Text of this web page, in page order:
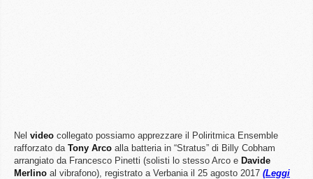
Nel video collegato possiamo apprezzare il Poliritmica Ensemble
rafforzato da Tony Arco alla batteria in “Stratus” di Billy Cobham
arrangiato da Francesco Pinetti (solisti lo stesso Arco e Davide
Merlino al vibrafono), registrato a Verbania il 25 agosto 2017 (Leggi